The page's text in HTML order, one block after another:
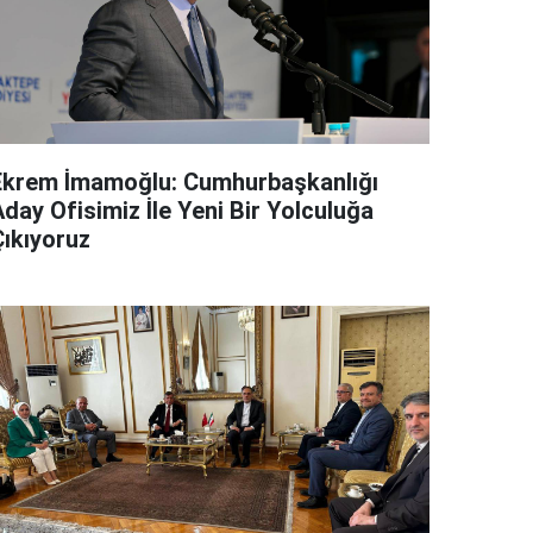
İmamoğlu: Cumhurbaşkanlığı
Ofisimiz İle Yeni Bir Yolculuğa